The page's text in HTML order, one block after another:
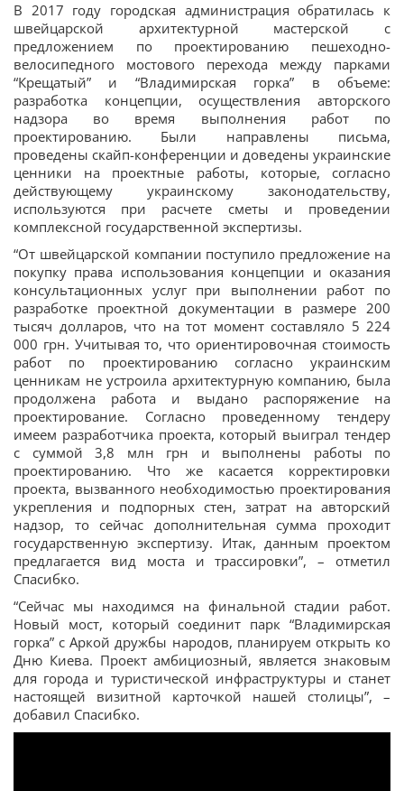
В 2017 году городская администрация обратилась к
швейцарской архитектурной мастерской с
предложением по проектированию пешеходно-
велосипедного мостового перехода между парками
“Крещатый” и “Владимирская горка” в объеме:
разработка концепции, осуществления авторского
надзора во время выполнения работ по
проектированию. Были направлены письма,
проведены скайп-конференции и доведены украинские
ценники на проектные работы, которые, согласно
действующему украинскому законодательству,
используются при расчете сметы и проведении
комплексной государственной экспертизы.
“От швейцарской компании поступило предложение на
покупку права использования концепции и оказания
консультационных услуг при выполнении работ по
разработке проектной документации в размере 200
тысяч долларов, что на тот момент составляло 5 224
000 грн. Учитывая то, что ориентировочная стоимость
работ по проектированию согласно украинским
ценникам не устроила архитектурную компанию, была
продолжена работа и выдано распоряжение на
проектирование. Согласно проведенному тендеру
имеем разработчика проекта, который выиграл тендер
с суммой 3,8 млн грн и выполнены работы по
проектированию. Что же касается корректировки
проекта, вызванного необходимостью проектирования
укрепления и подпорных стен, затрат на авторский
надзор, то сейчас дополнительная сумма проходит
государственную экспертизу. Итак, данным проектом
предлагается вид моста и трассировки”, – отметил
Спасибко.
“Сейчас мы находимся на финальной стадии работ.
Новый мост, который соединит парк “Владимирская
горка” с Аркой дружбы народов, планируем открыть ко
Дню Киева. Проект амбициозный, является знаковым
для города и туристической инфраструктуры и станет
настоящей визитной карточкой нашей столицы”, –
добавил Спасибко.